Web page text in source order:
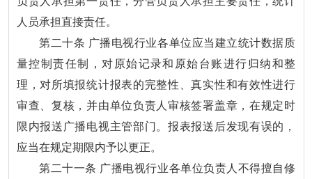
人员承担直接责任。
第二十条 广播电视行业各单位应当建立统计数据质
量控制责任制，对原始记录和原始台账进行归纳和整
理，对所填报统计报表的完整性、真实性和有效性进行
审查、复核，并由单位负责人审核签署盖章，在规定时
限内报送广播电视主管部门。报表报送后发现有误的，
应当在规定期限内予以更正。
第二十一条 广播电视行业各单位负责人不得擅自修